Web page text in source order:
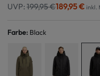
UVP: 199,95 €189,95 € inkl.
Farbe: Black